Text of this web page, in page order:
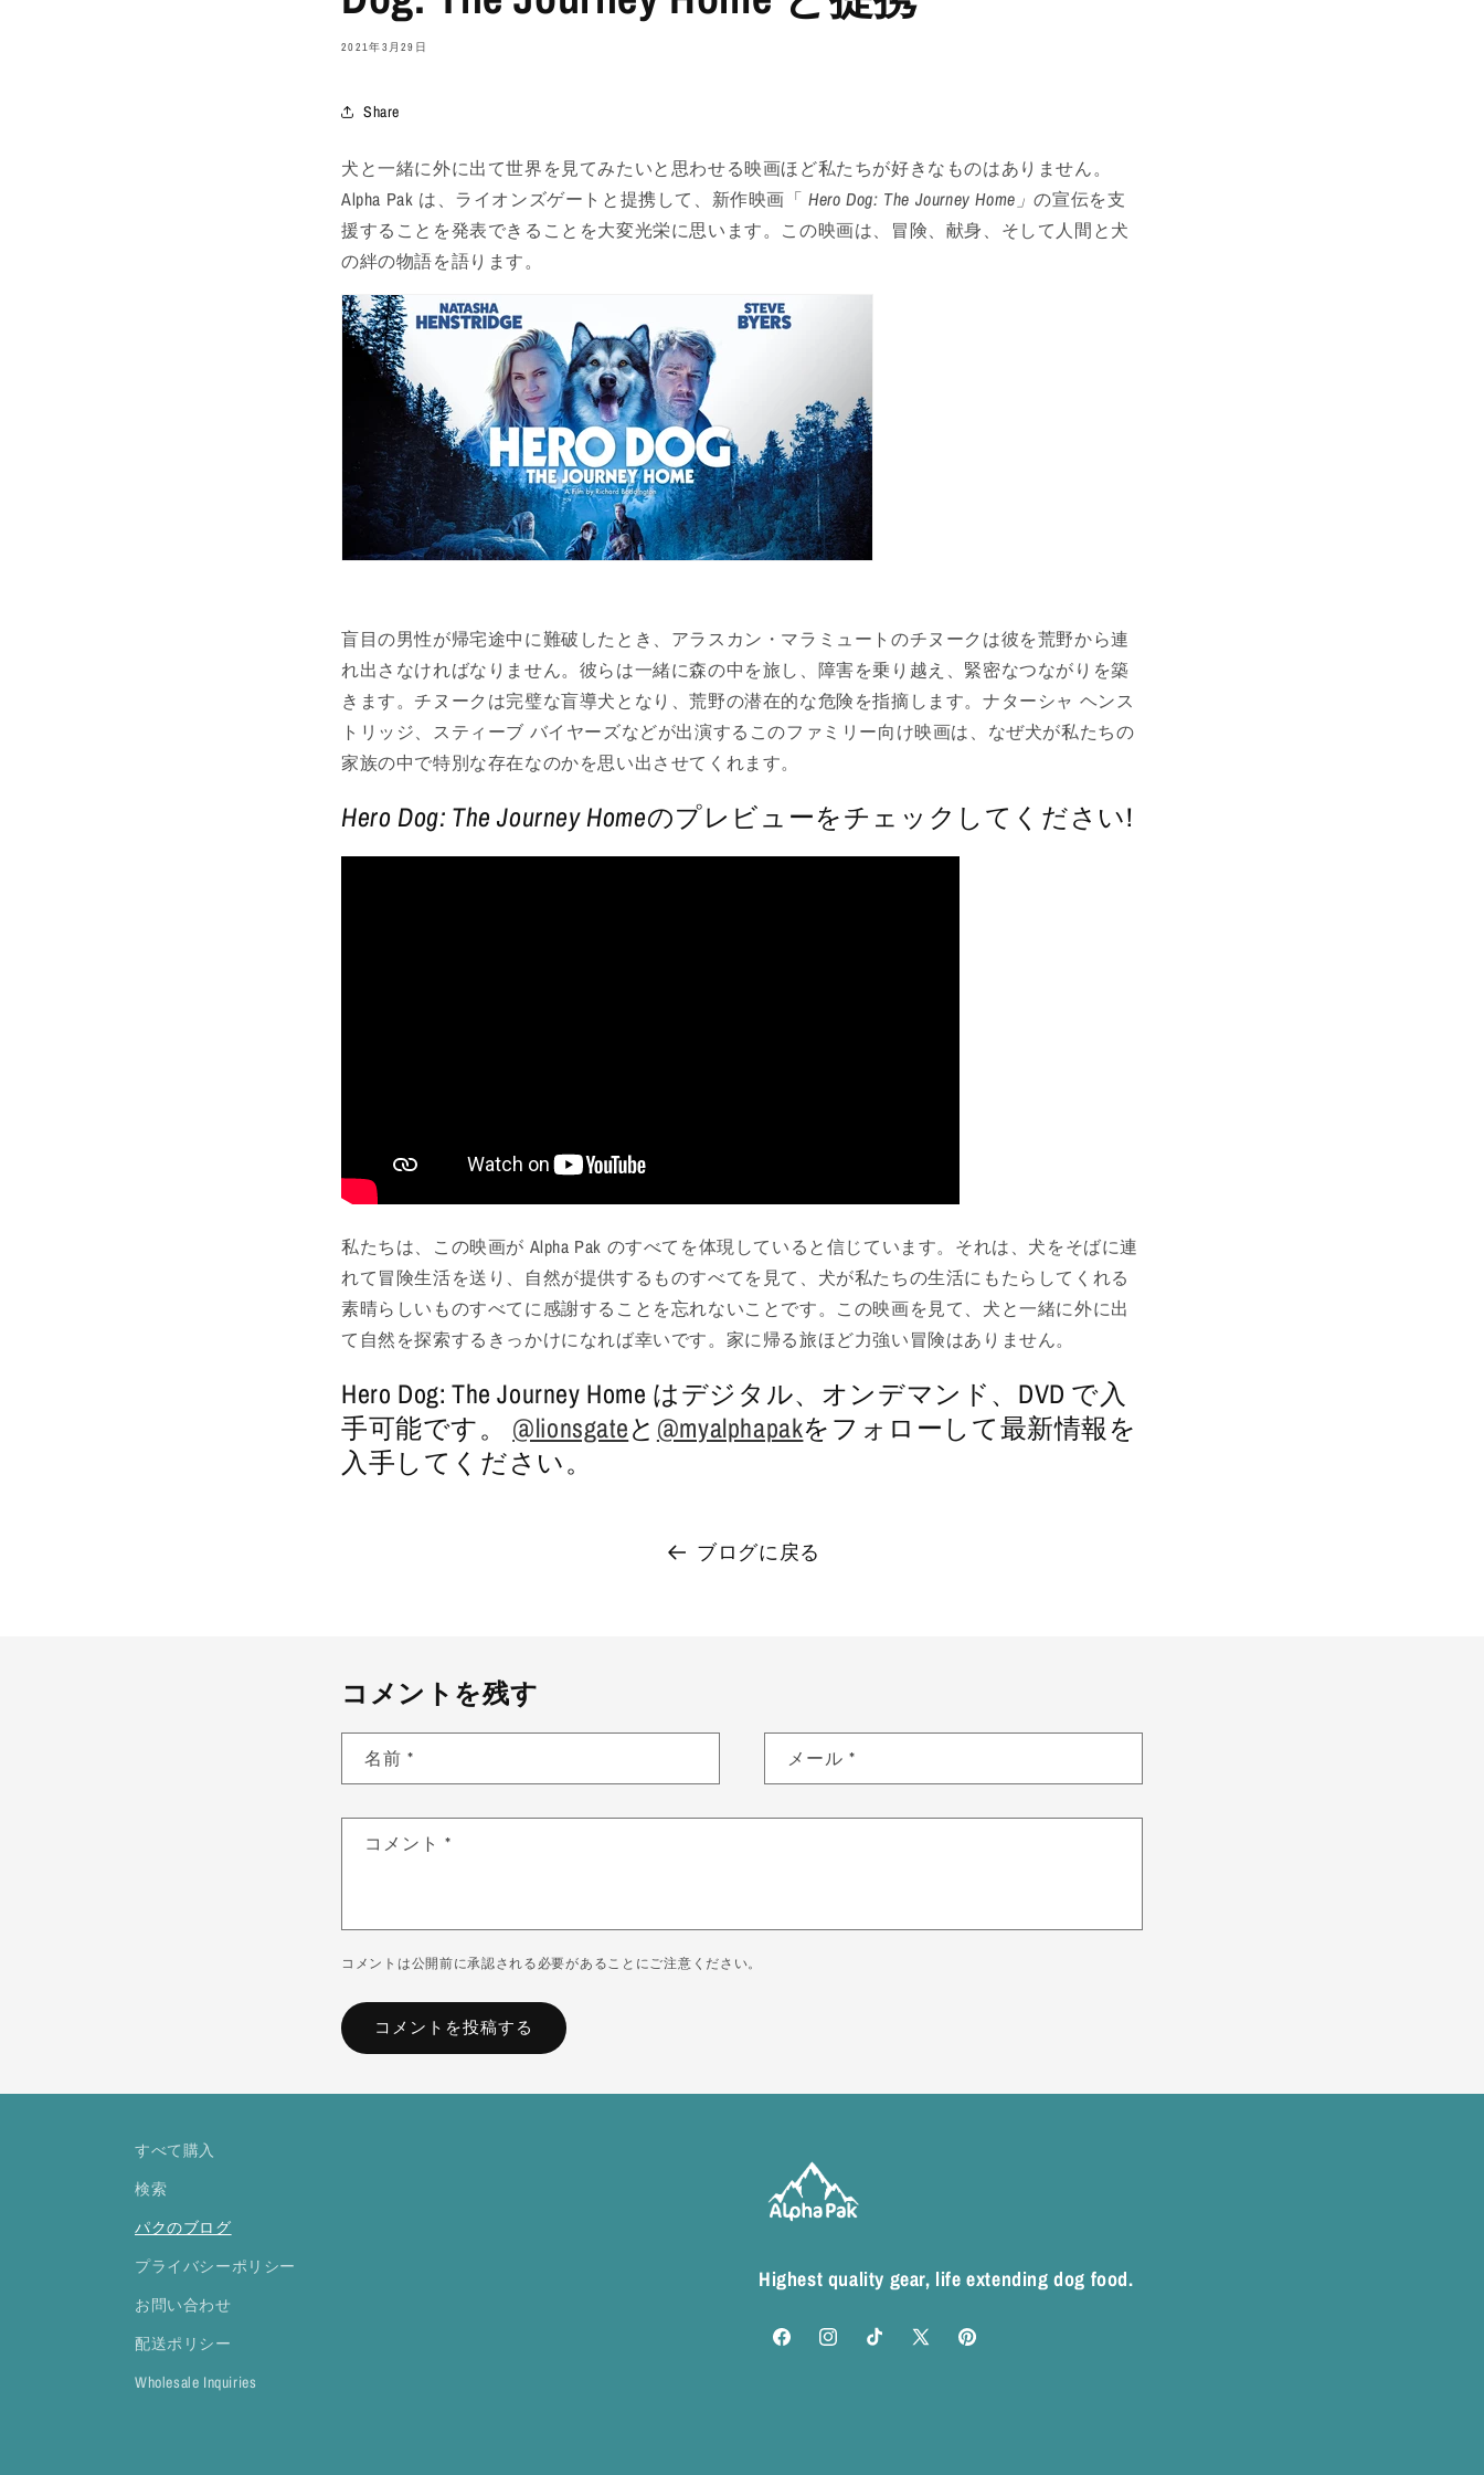
2021年3月29日
Share
犬と一緒に外に出て世界を見てみたいと思わせる映画ほど私たちが好きなものはありません。
Alpha Pak は、ライオンズゲートと提携して、新作映画「 Hero Dog: The Journey Home」の宣伝を支
援することを発表できることを大変光栄に思います。この映画は、冒険、献身、そして人間と犬
の絆の物語を語ります。
盲目の男性が帰宅途中に難破したとき、アラスカン・マラミュートのチヌークは彼を荒野から連
れ出さなければなりません。彼らは一緒に森の中を旅し、障害を乗り越え、緊密なつながりを築
きます。チヌークは完璧な盲導犬となり、荒野の潜在的な危険を指摘します。ナターシャ ヘンス
トリッジ、スティーブ バイヤーズなどが出演するこのファミリー向け映画は、なぜ犬が私たちの
家族の中で特別な存在なのかを思い出させてくれます。
Hero Dog: The Journey Homeのプレビューをチェックしてください!
私たちは、この映画が Alpha Pak のすべてを体現していると信じています。それは、犬をそばに連
れて冒険生活を送り、自然が提供するものすべてを見て、犬が私たちの生活にもたらしてくれる
素晴らしいものすべてに感謝することを忘れないことです。この映画を見て、犬と一緒に外に出
て自然を探索するきっかけになれば幸いです。家に帰る旅ほど力強い冒険はありません。
Hero Dog: The Journey Home はデジタル、オンデマンド、DVD で入
手可能です。
@lionsgateと @myalphapakをフォローして最新情報を
入手してください。
ブログに戻る
コメントを残す
名前 * メール *
コメント *
コメントは公開前に承認される必要があることにご注意ください。
すべて購入
検索
パクのブログ
プライバシーポリシー
お問い合わせ
配送ポリシー
Wholesale Inquiries
Highest quality gear, life extending dog food.
FacebookInstagramTikTok
X
Pinterest